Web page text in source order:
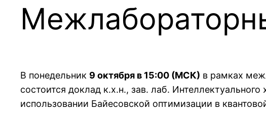
В понедельник 9 октября в 15:00 (МСК) в рамках
состоится доклад к.х.н., зав. лаб.
использовании Байесовской оптимизации в